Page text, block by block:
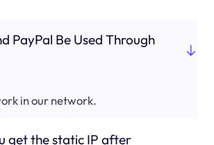
PayPal Be Used Through
in our network.
get the static IP after